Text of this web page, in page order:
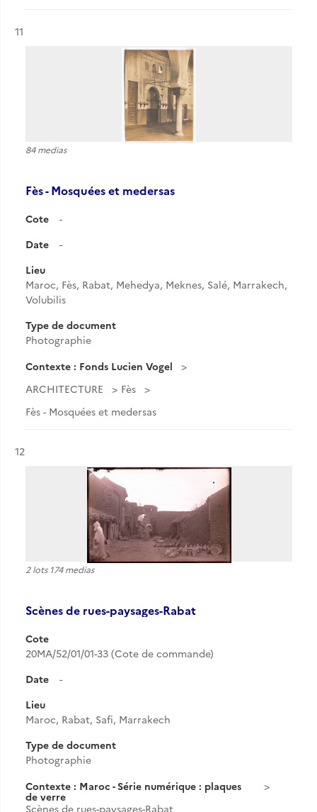
Résultat n°
11
84 medias
Fès - Mosquées et medersas
Cote
-
Date
-
Lieu
Maroc, Fès, Rabat, Mehedya, Meknes, Salé, Marrakech,
Volubilis
Type de document
Photographie
Contexte : Fonds Lucien Vogel
ARCHITECTURE
Fès
Fès - Mosquées et medersas
Résultat n°
12
2 lots 174 medias
Scènes de rues-paysages-Rabat
Cote
20MA/52/01/01-33 (Cote de commande)
Date
-
Lieu
Maroc, Rabat, Safi, Marrakech
Type de document
Photographie
Contexte : Maroc - Série numérique : plaques
de verre
Scènes de rues-paysages-Rabat